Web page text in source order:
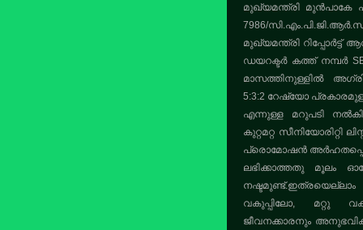
മുഖ്യമന്ത്രി മുൻപാകേ
7986/
മുഖ്യമന്ത്രി
ഡയറക്ടർ കത്ത് നമ്പർ
മാസത്തിനുള്ളിൽ
5:3:2 റേഷ്യോ
എന്നുള്ള മറുപടി
കുറ്റമറ്റ സീനിയോരിറ്റി
പ്രൊമോഷൻ
ലഭിക്കാത്തതു മൂലം
വകുപ്പിലോ, മറ്റു
ജീവനക്കാരനും